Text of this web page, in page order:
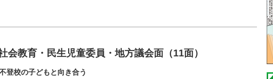
会教育・民生児童委員・地方議会面（11面）
登校の子どもと向き合う